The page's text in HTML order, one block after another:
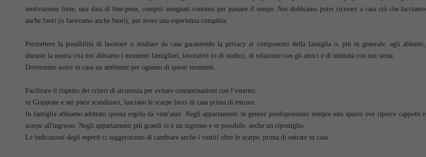
motivazione forte, una data di fine-pena, compiti assegnati continui per passare il tempo. Noi dobbiamo poter ricreare a casa ciò che facciamo
anche fuori (o facevamo anche fuori), per avere una esperienza completa.
Permettere la possibilità di lavorare o studiare da casa garantendo la privacy ai componenti della famiglia o, più in generale, agli abitanti,
durante la nostra vita noi abbiamo i momenti famigliari, lavorativi (o di studio), di relazione con gli amici e di intimità con noi stessi.
Dovremmo avere in casa un ambiente per ognuno di questi momenti.
Facilitare il rispetto dei criteri di sicurezza per evitare contaminazioni con l’esterno:
in Giappone e nei paesi scandinavi, lasciano le scarpe fuori di casa prima di entrare.
In famiglia abbiamo adottato questa regola da vent'anni. Negli appartamenti in genere predisponiamo sempre uno spazio ove riporre cappotti e
scarpe all'ingresso. Negli appartamenti più grandi vi è un ingresso e se possibile, anche un ripostiglio.
Le indicazioni degli esperti ci suggeriscono di cambiare anche i vestiti oltre le scarpe, prima di entrare in casa.